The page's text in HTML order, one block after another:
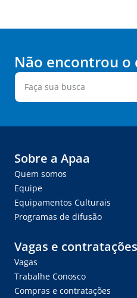
Não encontrou o
Sobre a Apaa
Quem somos
Equipe
Equipamentos Culturais
Programas de difusão
Vagas e contratações
Vagas
Trabalhe Conosco
Compras e contratações